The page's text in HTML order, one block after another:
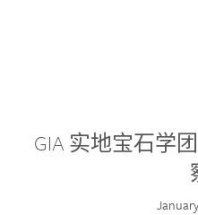
GIA 实地宝石学